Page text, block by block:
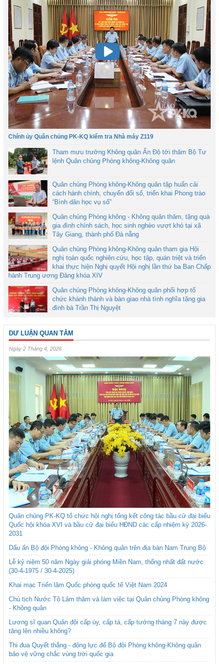
Chính ủy Quân chủng PK-KQ kiểm tra Nhà máy Z119
Tham mưu trưởng Không quân Ấn Độ tới thăm Bộ Tư
lệnh Quân chủng Phòng không-Không quân
Quân chủng Phòng không-Không quân tập huấn cải
cách hành chính, chuyển đổi số, triển khai Phong trào
“Bình dân học vụ số”
Quân chủng Phòng không - Không quân thăm, tặng quà
gia đình chính sách, học sinh nghèo vượt khó tại xã
Tây Giang, thành phố Đà nẵng
Quân chủng Phòng không-Không quân tham gia Hội
nghị toàn quốc nghiên cứu, học tập, quán triệt và triển
khai thực hiện Nghị quyết Hội nghị lần thứ ba Ban Chấp
hành Trung ương Đảng khóa XIV
Quân chủng Phòng không-Không quân phối hợp tổ
chức khánh thành và bàn giao nhà tình nghĩa tặng gia
đình bà Trần Thị Nguyệt
DƯ LUẬN QUAN TÂM
Ngày 2 Tháng 4, 2026
Quân chủng PK-KQ tổ chức hội nghị tổng kết công tác bầu cử đại biểu
Quốc hội khóa XVI và bầu cử đại biểu HĐND các cấp nhiệm kỳ 2026-
2031
Dấu ấn Bộ đội Phòng không - Không quân trên địa bàn Nam Trung Bộ
Lễ kỷ niệm 50 năm Ngày giải phóng Miền Nam, thống nhất đất nước
(30-4-1975 / 30-4-2025)
Khai mạc Triển lãm Quốc phòng quốc tế Việt Nam 2024
Chủ tịch Nước Tô Lâm thăm và làm việc tại Quân chủng Phòng không
- Không quân
Lương sĩ quan Quân đội cấp úy, cấp tá, cấp tướng tháng 7 này được
tăng lên nhiều không?
Thi đua Quyết thắng - động lực để Bộ đội Phòng không-Không quân
bảo vệ vững chắc vùng trời quốc gia